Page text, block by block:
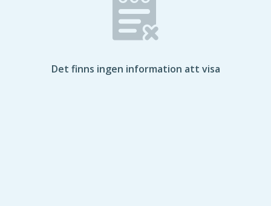
Det finns ingen information att visa